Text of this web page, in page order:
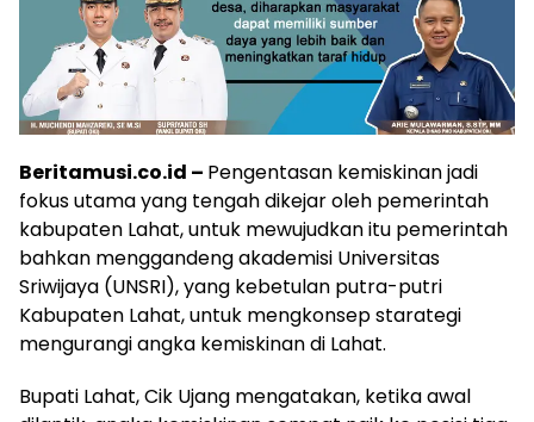
Beritamusi.co.id – Pengentasan kemiskinan jadi
fokus utama yang tengah dikejar oleh pemerintah
kabupaten Lahat, untuk mewujudkan itu pemerintah
bahkan menggandeng akademisi Universitas
Sriwijaya (UNSRI), yang kebetulan putra-putri
Kabupaten Lahat, untuk mengkonsep starategi
mengurangi angka kemiskinan di Lahat.
Bupati Lahat, Cik Ujang mengatakan, ketika awal